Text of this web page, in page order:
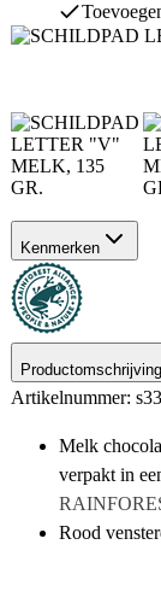
Kenmerken
Productomschrijving
Artikelnummer:
Melk
verpakt in
Rood